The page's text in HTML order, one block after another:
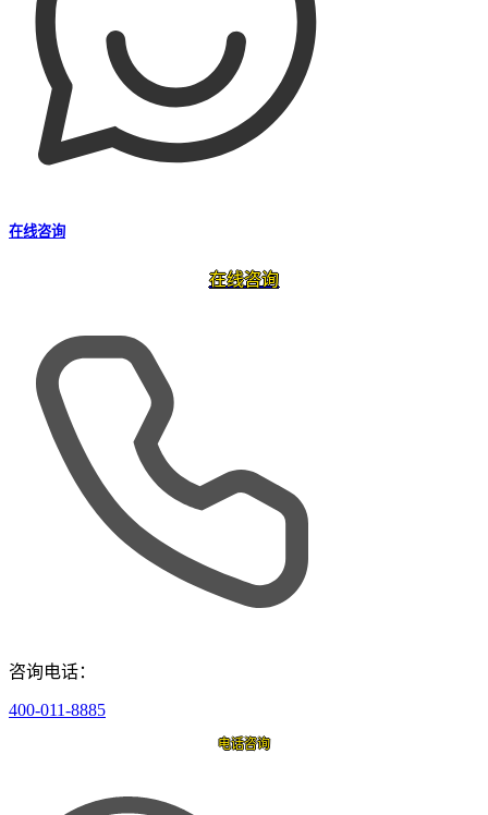
在线咨询
在线咨询
咨询电话：
400-011-8885
电话咨询